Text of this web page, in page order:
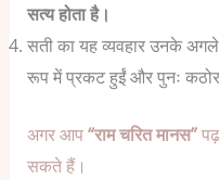
सत्य होता है।
सती का यह व्यवहार उनके
रूप में प्रकट हुईं और पुनः
अगर आप“राम चरित मानस”
सकते हैं।